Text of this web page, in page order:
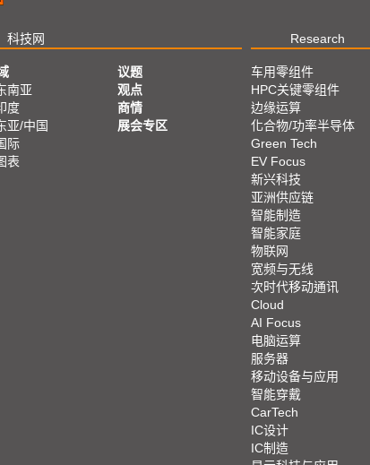
科技网 Research
南亚
度
亚/中国
际
表
议题
观点
商情
展会专区
车用零组件
HPC关键零组件
边缘运算
化合物/功率半导体
Green Tech
EV Focus
新兴科技
亚洲供应链
智能制造
智能家庭
物联网
宽频与无线
次时代移动通讯
Cloud
AI Focus
电脑运算
服务器
移动设备与应用
智能穿戴
CarTech
IC设计
IC制造